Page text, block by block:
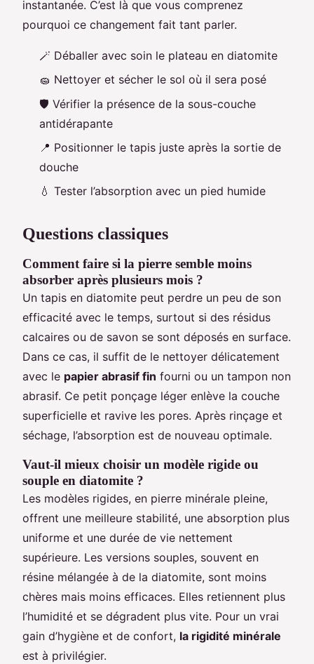
instantanée. C’est là que vous comprenez
pourquoi ce changement fait tant parler.
🪄 Déballer avec soin le plateau en diatomite
🧽 Nettoyer et sécher le sol où il sera posé
🛡️ Vérifier la présence de la sous-couche
antidérapante
📍 Positionner le tapis juste après la sortie de
douche
💧 Tester l’absorption avec un pied humide
Questions classiques
Comment faire si la pierre semble moins
absorber après plusieurs mois ?
Un tapis en diatomite peut perdre un peu de son
efficacité avec le temps, surtout si des résidus
calcaires ou de savon se sont déposés en surface.
Dans ce cas, il suffit de le nettoyer délicatement
avec le papier abrasif fin fourni ou un tampon non
abrasif. Ce petit ponçage léger enlève la couche
superficielle et ravive les pores. Après rinçage et
séchage, l’absorption est de nouveau optimale.
Vaut-il mieux choisir un modèle rigide ou
souple en diatomite ?
Les modèles rigides, en pierre minérale pleine,
offrent une meilleure stabilité, une absorption plus
uniforme et une durée de vie nettement
supérieure. Les versions souples, souvent en
résine mélangée à de la diatomite, sont moins
chères mais moins efficaces. Elles retiennent plus
l’humidité et se dégradent plus vite. Pour un vrai
gain d’hygiène et de confort, la rigidité minérale
est à privilégier.